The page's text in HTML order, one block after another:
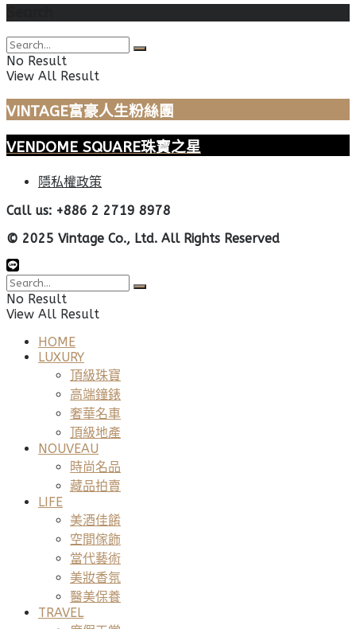
No Result
View All Result
VINTAGE富豪人生粉絲團
VENDOME SQUARE珠寶之星
隱私權政策
Call us: +886 2 2719 8978
© 2025 Vintage Co., Ltd. All Rights Reserved
No Result
View All Result
HOME
LUXURY
頂級珠寶
高端鐘錶
奢華名車
頂級地產
NOUVEAU
時尚名品
藏品拍賣
LIFE
美酒佳餚
空間傢飾
當代藝術
美妝香氛
醫美保養
TRAVEL